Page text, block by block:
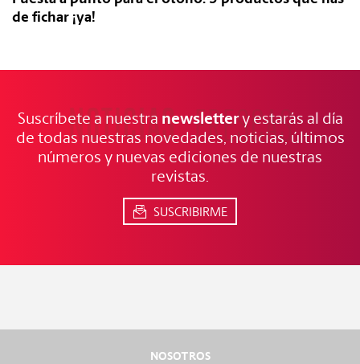
de fichar ¡ya!
NOTICIAS FRESCAS
Suscríbete a nuestra newslettery estarás al día
de todas nuestras novedades, noticias, últimos
números y nuevas ediciones de nuestras
revistas.
SUSCRIBIRME
NOSOTROS